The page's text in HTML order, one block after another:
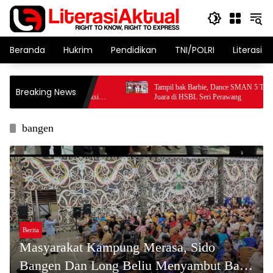
Langsung
konten
Beranda Hukrim Pendidikan TNI/POLRI Literasi
Breaking News
UIR Belajar
Dalami Proses Produksi
Indonesia
Tampil bak Barbie, Dance SMAN 5 Tualang
Juara di HSBL Seri Perawang
bangen
Berita
Masyarakat Kampung Merasa, Sido
Bangen Dan Long Beliu Menyambut Baik